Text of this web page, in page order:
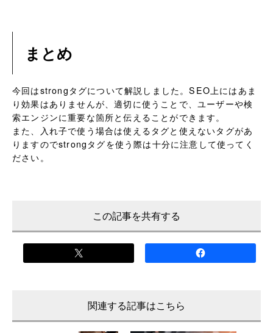
まとめ
今回はstrongタグについて解説しました。SEO上にはあま
り効果はありませんが、適切に使うことで、ユーザーや検
索エンジンに重要な箇所と伝えることができます。
また、入れ子で使う場合は使えるタグと使えないタグがあ
りますのでstrongタグを使う際は十分に注意して使ってく
ださい。
この記事を共有する